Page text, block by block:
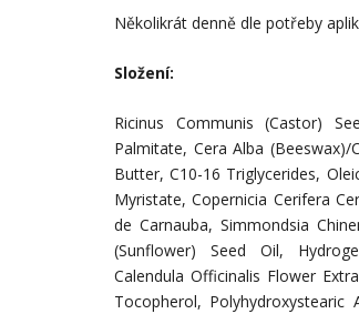
Několikrát denně dle potřeby a
Složení:
Ricinus Communis (Castor)
Palmitate, Cera Alba
Butter, C10-16 Triglycerides,
Myristate, Copernicia Cerifera
de Carnauba, Simmondsia
(Sunflower) Seed Oil,
Calendula Officinalis Flower
Tocopherol,